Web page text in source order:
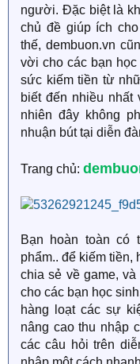
người. Đặc biệt là
chủ đề giúp ích
thế, dembuon.vn
vời cho các bạn
sức kiếm tiền từ
biết đến nhiều nhất
nhiên đây không
nhuận bút tại diễn
Trang chủ:
Bạn hoàn toàn có
phẩm.. để kiếm tiền,
chia sẻ về game,
cho các bạn học
hàng loạt các sự
nâng cao thu nhập
các câu hỏi trên